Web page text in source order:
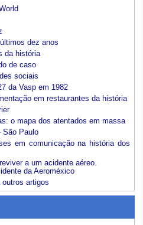
dez anos
da história
de caso
sociais
da Vasp em 1982
em restaurantes da história
o mapa dos atentados em massa
São Paulo
em comunicação na história dos
a um acidente aéreo.
da Aeroméxico
outros artigos